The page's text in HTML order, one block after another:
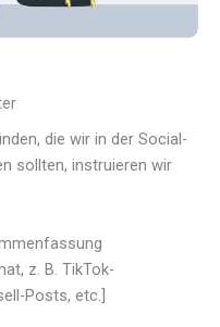
die wir in der Social-
sollten, instruieren wir
z. B. TikTok-
Posts, etc.]